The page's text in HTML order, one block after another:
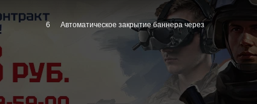
5 Автоматическое закрытие баннера через